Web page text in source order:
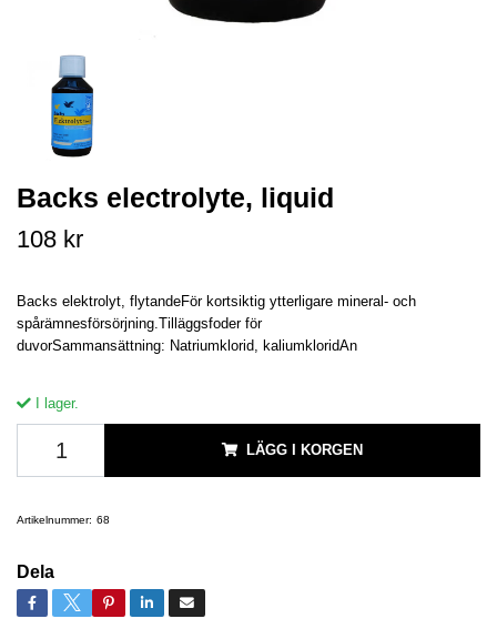
Backs electrolyte, liquid
108 kr
Backs elektrolyt, flytandeFör kortsiktig ytterligare mineral- och
spårämnesförsörjning.Tilläggsfoder för
duvorSammansättning: Natriumklorid, kaliumkloridAn
I lager.
LÄGG I KORGEN
Artikelnummer: 68
Dela